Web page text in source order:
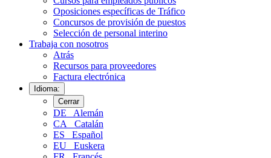
Oposiciones específicas de Tráfico
Concursos de provisión de puestos
Selección de personal interino
Trabaja con nosotros
Atrás
Recursos para proveedores
Factura electrónica
Idioma:
Cerrar
DE
Alemán
CA
Catalán
ES
Español
EU
Euskera